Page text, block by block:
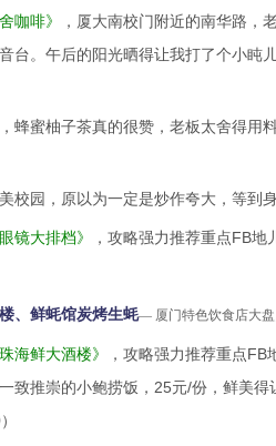
咖啡》
，厦大南校门附近的南华路，
台。午后的阳光晒得让我打了个小盹
蜂蜜柚子茶真的很赞，老板太舍得用
校园，原以为一定是炒作夸大，等到
镜大排档》
，攻略强力推荐重点FB
、鲜蚝馆炭烤生蚝— 厦门特色饮食店大盘
海鲜大酒楼》 ，攻略强力推荐重点FB
致推崇的小鲍捞饭，25元/份，鲜美